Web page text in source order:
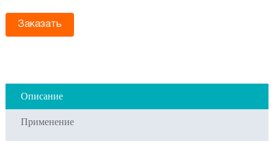
Заказать
Описание
Применение